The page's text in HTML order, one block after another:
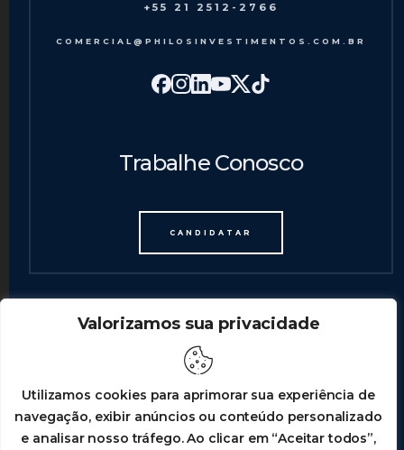
Valorizamos sua privacidade
Utilizamos cookies para aprimorar sua experiência de
navegação, exibir anúncios ou conteúdo personalizado
e analisar nosso tráfego. Ao clicar em “Aceitar todos”,
+55 21 2512-2766
COMERCIAL@PHILOSINVESTIMENTOS.COM.BR
Trabalhe Conosco
CANDIDATAR